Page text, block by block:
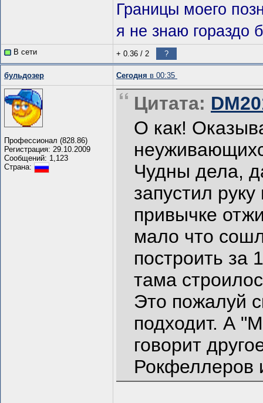
Границы моего
я не знаю гораздо
В сети + 0.36 / 2 ?
бульдозер Сегодня в 00:35
Профессионал (828.86)
Регистрация: 29.10.2009
Сообщений: 1,123
Страна:
Цитата:
О как!
Чудны дела,
запустил
привычке
мало что
построить за
тама
Это пожалуй
подходит. А
говорит
Рокфеллеров